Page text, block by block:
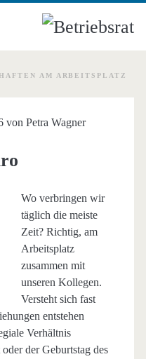
AM ARBEITSPLATZ
span>
von Petra Wagner
Wo verbringen wir
täglich die meiste
Zeit? Richtig, am
Arbeitsplatz
zusammen mit
unseren Kollegen.
Versteht sich fast
entstehen
Verhältnis
der Geburtstag des